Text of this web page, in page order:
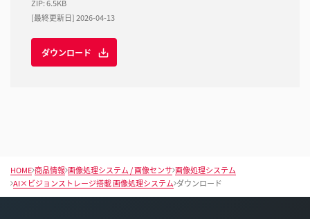
ZIP:6.5KB
[最終更新日] 2026-04-13
ダウンロード
HOME 商品情報 画像処理システム / 画像センサ 画像処理システム
AI×ビジョンストレージ搭載 画像処理システム ダウンロード